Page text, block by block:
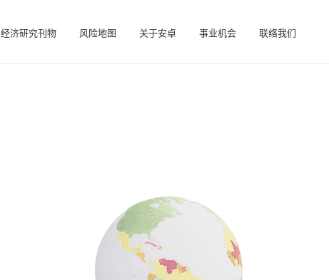
经济研究刊物 风险地图 关于安卓 事业机会 联络我们